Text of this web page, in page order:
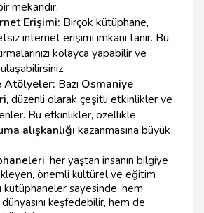
mekandır.
Erişimi: Birçok kütüphane,
internet erişimi imkanı tanır. Bu
kolayca yapabilir ve
Atölyeler: Bazı Osmaniye
, düzenli olarak çeşitli etkinlikler ve
Bu etkinlikler, özellikle
alışkanlığı kazanmasına büyük
, her yaştan insanın bilgiye
önemli kültürel ve eğitim
sayesinde, hem
dünyasını keşfedebilir, hem de